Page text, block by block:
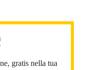
gratis nella tua